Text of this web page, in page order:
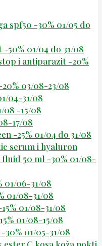
spf50 -30% 01/05 do
01/04 do 31/08
i antiparazit -20%
03/08-23/08
04-31/08
08 -15/08
17/08
-25% 01/04 do 31/08
serum i hyaluron
50 ml -30% 01/08-
01/06-31/08
01/08-31/08
01/08-31/08
01/08-15/08
30% 01/05-31/08
ester C kosa koža nokti